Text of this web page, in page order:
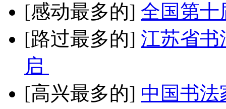
[感动最多的] 全国第十
[路过最多的] 江苏省书
启
[高兴最多的] 中国书法